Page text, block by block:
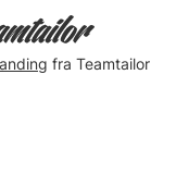
fra Teamtailor